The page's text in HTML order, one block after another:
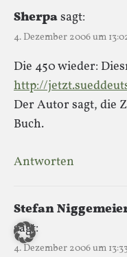
Sherpasagt:
4. Dezember 2006 um
Die 450 wieder:
http://
Der Autor sagt, die
Buch.
Antworten
Stefan
sagt:
4. Dezember 2006 um